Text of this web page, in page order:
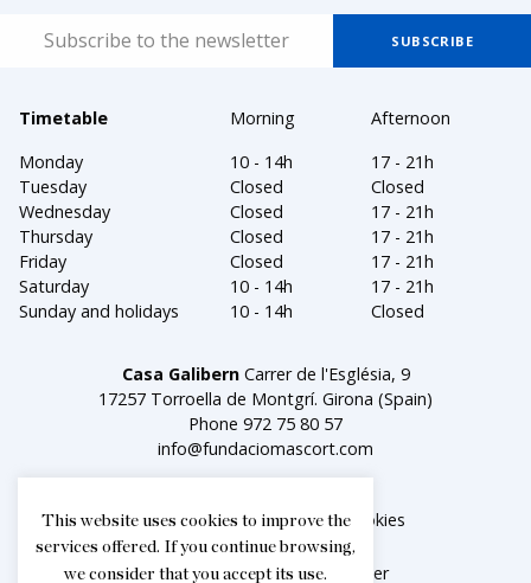
Timetable Morning
Afternoon
Monday
10 - 14h
17 - 21h
Tuesday
Closed
Closed
Wednesday
Closed
17 - 21h
Thursday
Closed
17 - 21h
Friday
Closed
17 - 21h
Saturday
10 - 14h
17 - 21h
Sunday and holidays
10 - 14h Closed
Casa GalibernCarrer de l'Església, 9
17257 Torroella de Montgrí. Girona (Spain)
Phone 972 75 80 57
info@fundaciomascort.com
Legal notice Política de cookies
Facebook Instagram Twitter
This website uses cookies to improve the
services offered. If you continue browsing,
we consider that you accept its use.